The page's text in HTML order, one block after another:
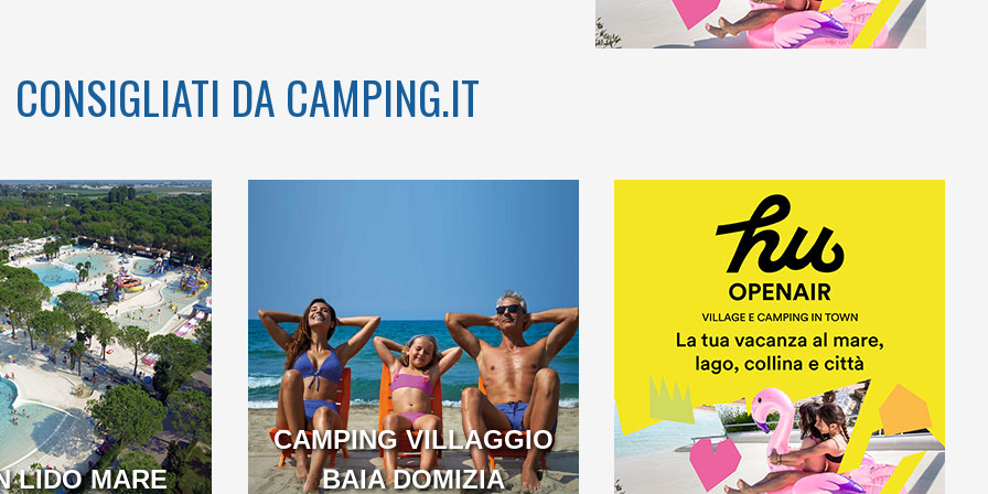
CONSIGLIATI DA CAMPING.IT
LIDO MARE
NELLA
CORNICE
GAETA
CAMPING VILLAGGIO
BAIA DOMIZIA